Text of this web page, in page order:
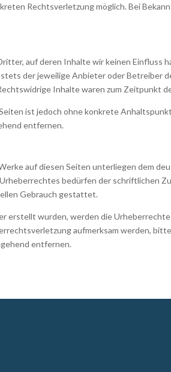
Rechtsverletzung möglich. Bei
auf deren Inhalte wir keinen Einfluss
der jeweilige Anbieter oder Betreiber
Inhalte waren zum Zeitpunkt
ist jedoch ohne konkrete
entfernen.
auf diesen Seiten unterliegen dem
bedürfen der schriftlichen
Gebrauch gestattet.
erstellt wurden, werden die
aufmerksam werden,
entfernen.